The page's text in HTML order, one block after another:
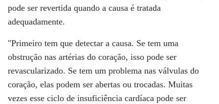
pode ser revertida quando a causa é tratada
adequadamente.
"Primeiro tem que detectar a causa. Se tem uma
obstrução nas artérias do coração, isso pode ser
revascularizado. Se tem um problema nas válvulas do
coração, elas podem ser abertas ou trocadas. Muitas
vezes esse ciclo de insuficiência cardíaca pode ser